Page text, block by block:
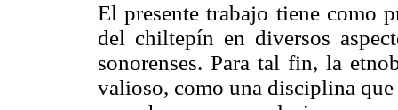
El presente trabajo tiene como
del chiltepín en diversos
sonorenses. Para tal fin, la
valioso, como una disciplina